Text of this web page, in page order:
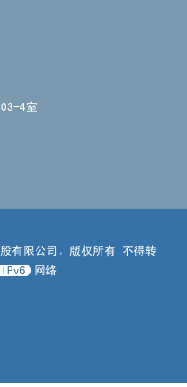
4室
有限公司。版权所有 不得转
IPv6 网络